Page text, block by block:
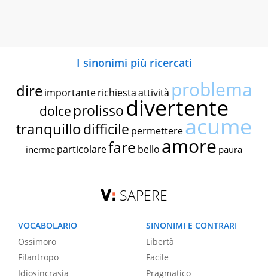
I sinonimi più ricercati
dire importante richiestaattività problema
dolce prolissodivertente
tranquillodifficile permettereacume
inerme particolarefare bello amore paura
SAPERE
VOCABOLARIO
Ossimoro
Filantropo
Idiosincrasia
SINONIMI E CONTRARI
Libertà
Facile
Pragmatico